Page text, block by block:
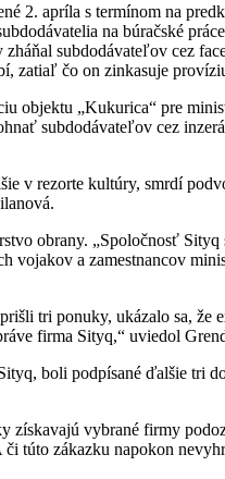
2. apríla s termínom na
na búračské
subdodávateľov cez
zatiaľ čo on zinkasuje
objektu „Kukurica“ pre
subdodávateľov cez
v rezorte kultúry, smrdí
obrany. „Spoločnosť Sityq
a zamestnancov
tri ponuky, ukázalo sa, že
firma Sityq,“ uviedol
boli podpísané ďalšie tri
získavajú vybrané firmy
túto zákazku napokon